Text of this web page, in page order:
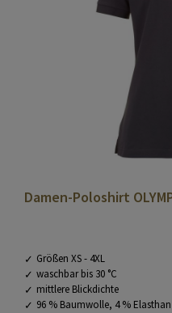
Damen-Poloshirt
Größen XS - 4XL
waschbar bis 30 °C
mittlere Blickdichte
96 % Baumwolle, 4 % Elasthan